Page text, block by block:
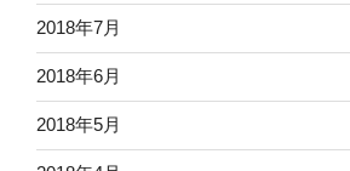
2018年7月
2018年6月
2018年5月